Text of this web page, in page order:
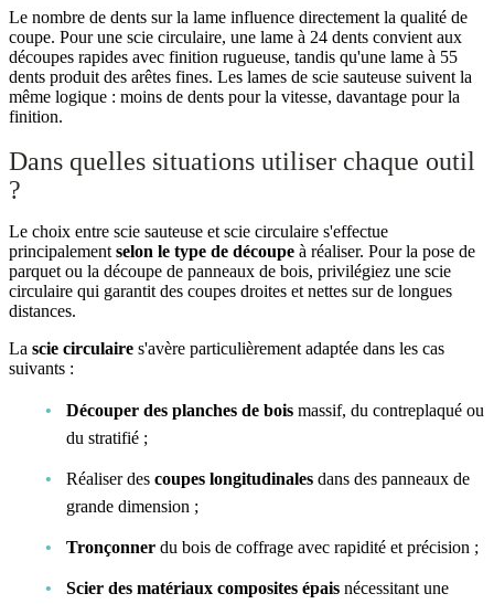
Le nombre de dents sur la lame influence directement la qualité de
coupe. Pour une scie circulaire, une lame à 24 dents convient aux
découpes rapides avec finition rugueuse, tandis qu'une lame à 55
dents produit des arêtes fines. Les lames de scie sauteuse suivent la
même logique : moins de dents pour la vitesse, davantage pour la
finition.
Dans quelles situations utiliser chaque outil
?
Le choix entre scie sauteuse et scie circulaire s'effectue
principalement selon le type de découpe à réaliser. Pour la pose de
parquet ou la découpe de panneaux de bois, privilégiez une scie
circulaire qui garantit des coupes droites et nettes sur de longues
distances.
La scie circulaire s'avère particulièrement adaptée dans les cas
suivants :
Découper des planches de bois massif, du contreplaqué ou
du stratifié ;
Réaliser des coupes longitudinales dans des panneaux de
grande dimension ;
Tronçonner du bois de coffrage avec rapidité et précision ;
Scier des matériaux composites épais nécessitant une